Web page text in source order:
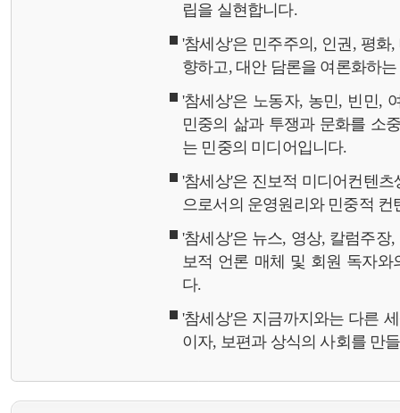
립을 실현합니다.
'참세상'은 민주주의, 인권, 평
향하고, 대안 담론을 여론화하
'참세상'은 노동자, 농민, 빈민,
민중의 삶과 투쟁과 문화를 소
는 민중의 미디어입니다.
'참세상'은 진보적 미디어컨텐
으로서의 운영원리와 민중적
'참세상'은 뉴스, 영상, 칼럼주
보적 언론 매체 및 회원 독자와
다.
'참세상'은 지금까지와는 다른
이자, 보편과 상식의 사회를 만